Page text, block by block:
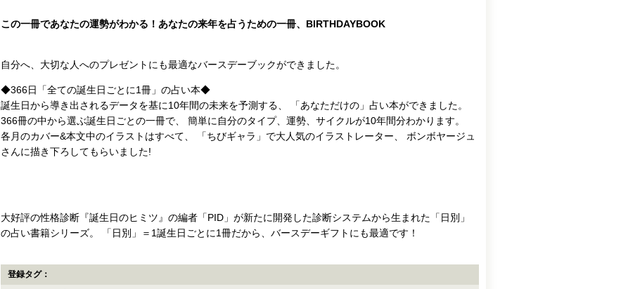
この一冊であなたの運勢がわかる！あなたの来年を占うための一冊、BIRTHDAYBOOK
自分へ、大切な人へのプレゼントにも最適なバースデーブックができました。
◆366日「全ての誕生日ごとに1冊」の占い本◆
誕生日から導き出されるデータを基に10年間の未来を予測する、 「あなただけの」占い本ができました。
366冊の中から選ぶ誕生日ごとの一冊で、 簡単に自分のタイプ、運勢、サイクルが10年間分わかります。
各月のカバー&本文中のイラストはすべて、 「ちびギャラ」で大人気のイラストレーター、 ボンボヤージュ
さんに描き下ろしてもらいました!
大好評の性格診断『誕生日のヒミツ』の編者「PID」が新たに開発した診断システムから生まれた「日別」
の占い書籍シリーズ。 「日別」＝1誕生日ごとに1冊だから、バースデーギフトにも最適です！
登録タグ：